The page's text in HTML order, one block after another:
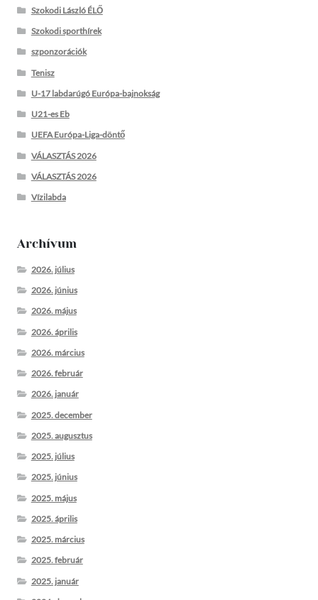
Szokodi László ÉLŐ
Szokodi sporthírek
szponzorációk
Tenisz
U-17 labdarúgó Európa-bajnokság
U21-es Eb
UEFA Európa-Liga-döntő
VÁLASZTÁS 2026
VÁLASZTÁS 2026
Vízilabda
Archívum
2026. július
2026. június
2026. május
2026. április
2026. március
2026. február
2026. január
2025. december
2025. augusztus
2025. július
2025. június
2025. május
2025. április
2025. március
2025. február
2025. január